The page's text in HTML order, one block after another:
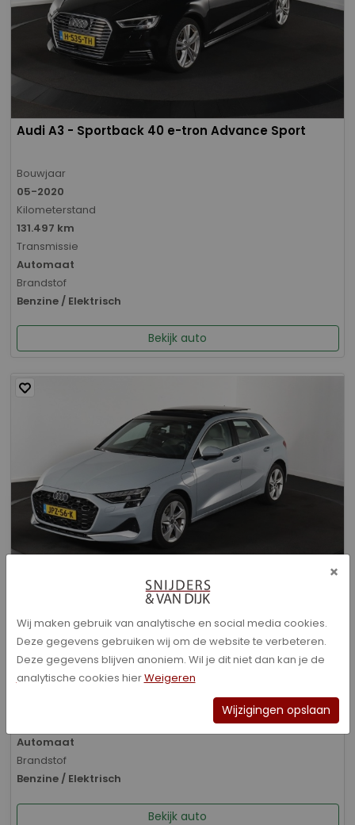
Audi A3 - Sportback 40 e-tron Advance Sport
Bouwjaar
05-2020
Kilometerstand
131.497 km
Transmissie
Automaat
Brandstof
Benzine / Elektrisch
Bekijk auto
Audi A3 - Sportback 40 TFSI e Advanced edition
Bouwjaar
01-2026
Kilometerstand
Automaat
Brandstof
Benzine / Elektrisch
Bekijk auto
×
Wij maken gebruik van analytische en social media cookies.
Deze gegevens gebruiken wij om de website te verbeteren.
Deze gegevens blijven anoniem. Wil je dit niet dan kan je de
analytische cookies hierWeigeren
Wijzigingen opslaan